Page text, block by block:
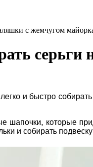
с жемчугом
и быстро
шапочки, которые
и собирать